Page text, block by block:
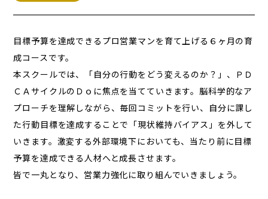
目標予算を達成できるプロ営業マンを育て上げる６ヶ月の育
成コースです。
本スクールでは、「自分の行動をどう変えるのか？」、ＰＤ
ＣＡサイクルのＤｏに焦点を当てていきます。脳科学的なア
プローチを理解しながら、毎回コミットを行い、自分に課し
た行動目標を達成することで「現状維持バイアス」を外して
いきます。激変する外部環境下においても、当たり前に目標
予算を達成できる人材へと成長させます。
皆で一丸となり、営業力強化に取り組んでいきましょう。